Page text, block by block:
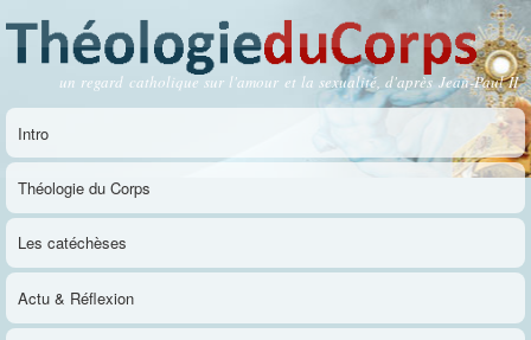
contenu
principal
Théologie du Corps
un regard catholique sur l'amour et la sexualité, d'après Jean-Paul II
Menu principal
Intro
Théologie du Corps
Les catéchèses
Actu & Réflexion